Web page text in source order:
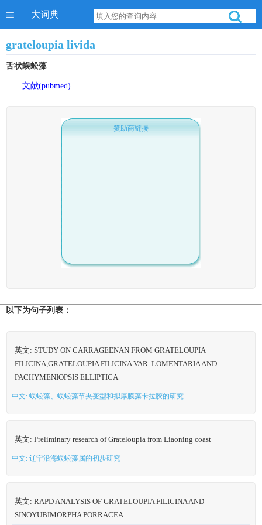
大词典
grateloupia livida
舌状蜈蚣藻
文献(pubmed)
赞助商链接
以下为句子列表：
英文: STUDY ON CARRAGEENAN FROM GRATELOUPIA
FILICINA,GRATELOUPIA FILICINA VAR. LOMENTARIA AND
PACHYMENIOPSIS ELLIPTICA
中文: 蜈蚣藻、蜈蚣藻节夹变型和拟厚膜藻卡拉胶的研究
英文: Preliminary research of Grateloupia from Liaoning coast
中文: 辽宁沿海蜈蚣藻属的初步研究
英文: RAPD ANALYSIS OF GRATELOUPIA FILICINA AND
SINOYUBIMORPHA PORRACEA